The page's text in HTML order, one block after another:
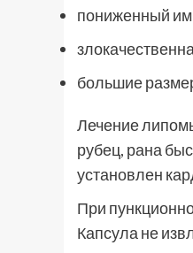
пониженный
большие
Лечение
рубец, рана
установлен
При
Капсула не